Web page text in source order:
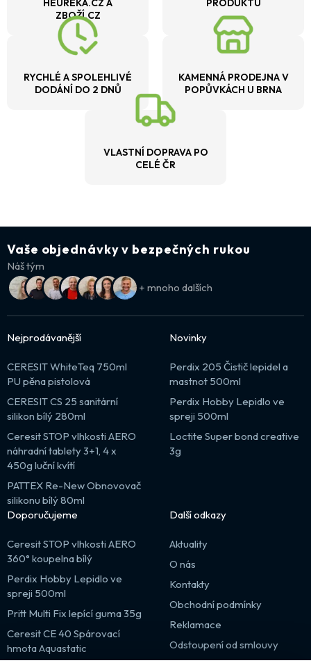
HEUREKA.CZ A
ZBOŽÍ.CZ
PRODUKTU
RYCHLÉ A SPOLEHLIVÉ
DODÁNÍ DO 2 DNŮ
KAMENNÁ PRODEJNA V
POPŮVKÁCH U BRNA
VLASTNÍ DOPRAVA PO
CELÉ ČR
Vaše objednávky v bezpečných rukou
Náš tým
+ mnoho dalších
Nejprodávanější
CERESIT WhiteTeq 750ml
PU pěna pistolová
CERESIT CS 25 sanitární
silikon bílý 280ml
Ceresit STOP vlhkosti AERO
náhradní tablety 3+1, 4 x
450g luční kvítí
PATTEX Re-New Obnovovač
silikonu bílý 80ml
Novinky
Perdix 205 Čistič lepidel a
mastnot 500ml
Perdix Hobby Lepidlo ve
spreji 500ml
Loctite Super bond creative
3g
Doporučujeme
Ceresit STOP vlhkosti AERO
360° koupelna bílý
Perdix Hobby Lepidlo ve
spreji 500ml
Pritt Multi Fix lepící guma 35g
Ceresit CE 40 Spárovací
hmota Aquastatic
Další odkazy
Aktuality
O nás
Kontakty
Obchodní podmínky
Reklamace
Odstoupení od smlouvy